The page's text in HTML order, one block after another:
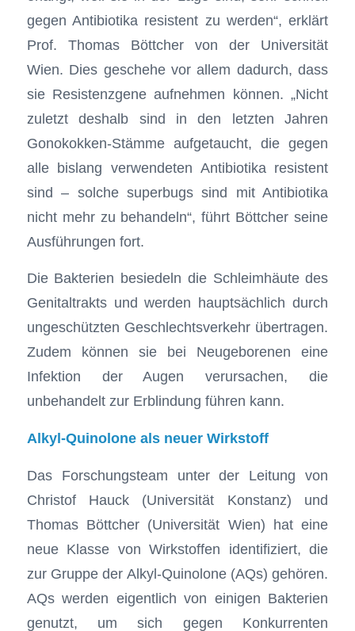
gegen Antibiotika resistent zu werden“, erklärt
Prof. Thomas Böttcher von der Universität
Wien. Dies geschehe vor allem dadurch, dass
sie Resistenzgene aufnehmen können. „Nicht
zuletzt deshalb sind in den letzten Jahren
Gonokokken-Stämme aufgetaucht, die gegen
alle bislang verwendeten Antibiotika resistent
sind – solche superbugs sind mit Antibiotika
nicht mehr zu behandeln“, führt Böttcher seine
Ausführungen fort.
Die Bakterien besiedeln die Schleimhäute des
Genitaltrakts und werden hauptsächlich durch
ungeschützten Geschlechtsverkehr übertragen.
Zudem können sie bei Neugeborenen eine
Infektion der Augen verursachen, die
unbehandelt zur Erblindung führen kann.
Alkyl-Quinolone als neuer Wirkstoff
Das Forschungsteam unter der Leitung von
Christof Hauck (Universität Konstanz) und
Thomas Böttcher (Universität Wien) hat eine
neue Klasse von Wirkstoffen identifiziert, die
zur Gruppe der Alkyl-Quinolone (AQs) gehören.
AQs werden eigentlich von einigen Bakterien
genutzt, um sich gegen Konkurrenten